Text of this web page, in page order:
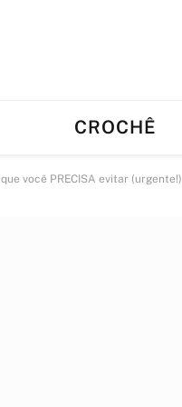
CROCHÊ
você PRECISA evitar (urgente!)